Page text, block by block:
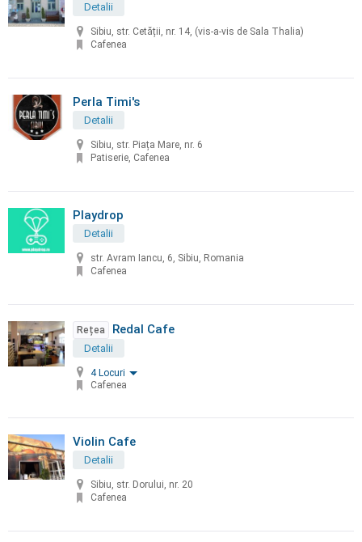
Detalii
Sibiu, str. Cetății, nr. 14, (vis-a-vis de Sala Thalia)
Cafenea
Perla Timi's
Detalii
Sibiu, str. Piața Mare, nr. 6
Patiserie, Cafenea
Playdrop
Detalii
str. Avram Iancu, 6, Sibiu, Romania
Cafenea
Rețea Redal Cafe
Detalii
4 Locuri
Cafenea
Violin Cafe
Detalii
Sibiu, str. Dorului, nr. 20
Cafenea